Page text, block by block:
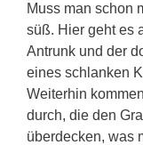
Muss man schon
süß. Hier geht es
Antrunk und der
eines schlanken
Weiterhin
durch, die den
überdecken, was